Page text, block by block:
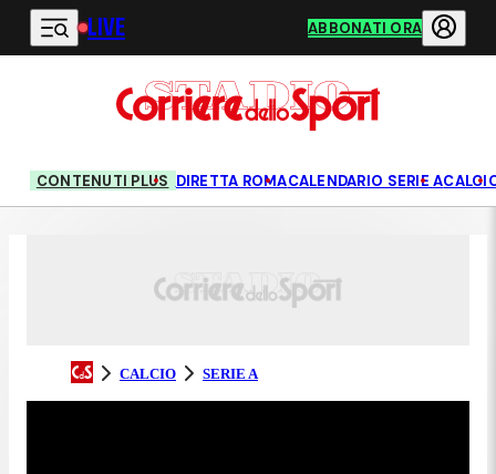
Vai al contenuto principale
LIVE ABBONATI ORA
CONTENUTI PLUS DIRETTA ROMACALENDARIO SERIE A
CALCIO SERIE A